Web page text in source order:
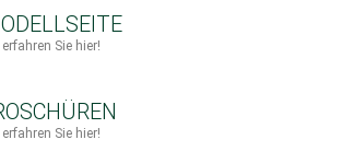
Sie hier!
Sie hier!